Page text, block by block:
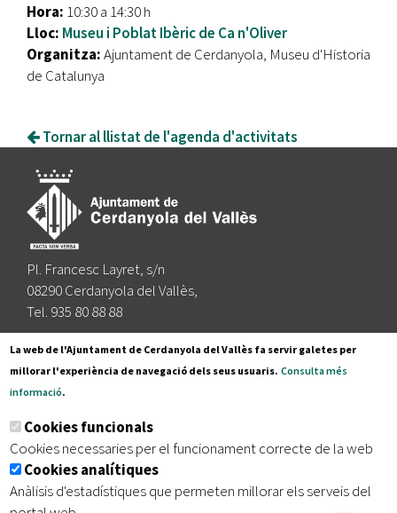
Hora: 10:30 a 14:30 h
Lloc: Museu i Poblat Ibèric de Ca n'Oliver
Organitza:Ajuntament de Cerdanyola, Museu d'Historia
de Catalunya
Tornar al llistat de l'agenda d'activitats
Pl. Francesc Layret, s/n
08290 Cerdanyola del Vallès,
Tel. 935 80 88 88
Segueix-nos a:
Subscriu-te al nostre butlletí
Inici | Avís legal | Protecció de dades
| Accessibilitat
La web de l'Ajuntament de Cerdanyola del Vallès fa servir galetes per
millorar l'experiència de navegació dels seus usuaris. Consulta més
informació.
Cookies funcionals
Cookies necessaries per el funcionament correcte de la web
Cookies analítiques
Anàlisis d'estadístiques que permeten millorar els serveis del